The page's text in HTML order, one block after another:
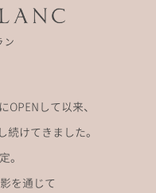
OPENして以来、
続けてきました。
。
を通じて